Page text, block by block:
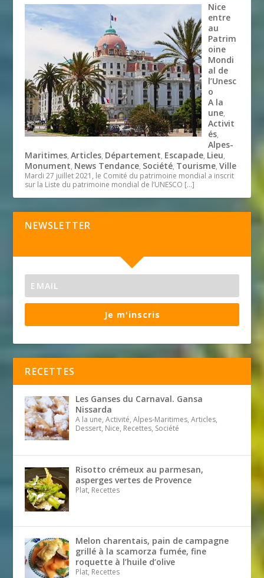
Nice
entre
au
Patrim
oine
Mondi
al de
l’Unesc
o
A la
une,
Activit
és,
Alpes-
Maritimes,Articles, Département, Escapade, Lieu,
Monument, News Tendance, Société, Tourisme,Ville
Mardi 27 juillet 2021, le Comité du patrimoine mondial a inscrit
sur la Liste du patrimoine mondial de l’UNESCO […]
NEWSLETTER
Je m'inscris
RECETTES
Les Ganses du Carnaval. Gansa
Nissarda
A la une, Activité, Alpes-Maritimes, Articles,
Dessert, Nice, Recettes, Société
Risotto crémeux au parmesan,
asperges vertes de Provence
Plat, Recettes
Melon charentais, pain de campagne
grillé à la scamorza fumée, fine
roquette à l’huile d’olive
Plat, Recettes